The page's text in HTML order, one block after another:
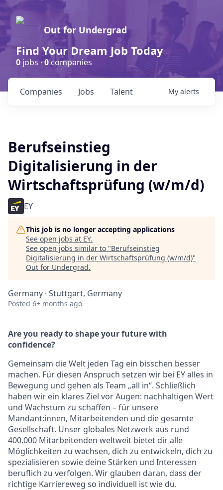
Out for Undergrad
Find Your Dream Job Today
0 jobs ·0companies
Jobs
Companies Talent My alerts
Berufseinstieg
Digitalisierung in der
Wirtschaftsprüfung (w/m/d)
EY
This job is no longer accepting applications
See open jobs at EY.
See open jobs similar to "Berufseinstieg
Digitalisierung in der Wirtschaftsprüfung (w/m/d)"
Out for Undergrad.
Germany · Stuttgart, Germany
Posted 6+ months ago
Are you ready to shape your future with
confidence?
Gemeinsam die Welt jeden Tag ein bisschen besser
machen. Für diesen Anspruch setzen wir bei EY alles in
Bewegung und gehen als Team „all in“. Schließlich
haben wir ein klares Ziel vor Augen: nachhaltigen Wert
und Wachstum zu schaffen – für unsere
Mandant:innen, Mitarbeitenden und die gesamte
Gesellschaft. Unser globales Netzwerk aus rund
400.000 Mitarbeitenden weltweit bietet dir alle
Möglichkeiten zu wachsen, dich zu entwickeln, dich zu
spezialisieren sowie deine Stärken und Interessen
beruflich zu verfolgen. Wir glauben daran, dass der
richtige Karriereweg so individuell ist wie du.